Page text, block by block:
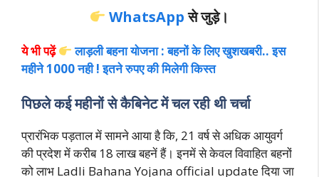
WhatsAppसे जुड़े।
ये भी पढ़ें
लाड़ली बहना योजना : बहनों के लिए खुशखबरी.. इस
महीने 1000 नही ! इतने रुपए की मिलेगी किस्त
पिछले कई महीनों से कैबिनेट में चल रही थी चर्चा
प्रारंभिक पड़ताल में सामने आया है कि, 21 वर्ष से अधिक आयुवर्ग
की प्रदेश में करीब 18 लाख बहनें हैं। इनमें से केवल विवाहित बहनों
को लाभ Ladli Bahana Yojana official update दिया जा